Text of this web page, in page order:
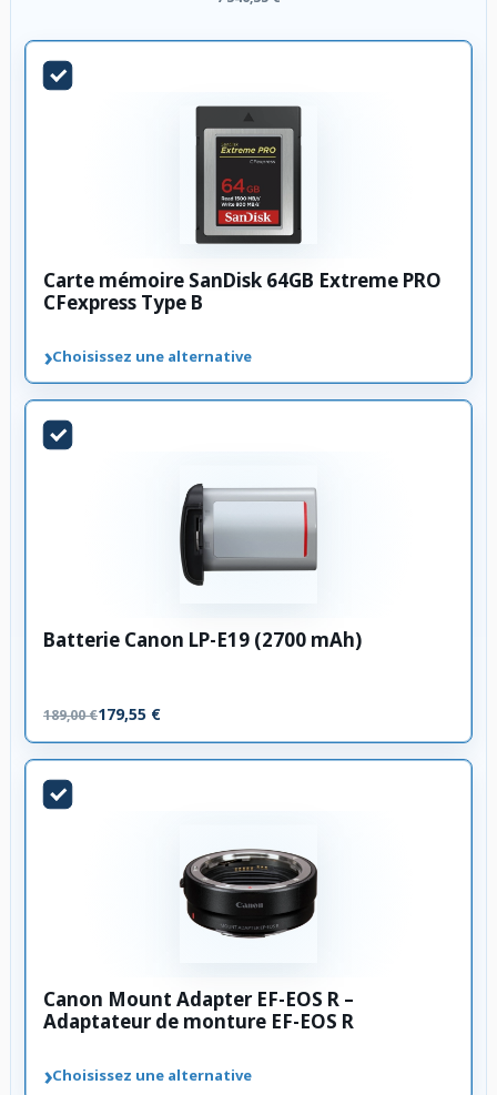
Carte mémoire SanDisk 64GB Extreme PRO
CFexpress Type B
›Choisissez une alternative
Batterie Canon LP-E19 (2700 mAh)
189,00 €179,55 €
Canon Mount Adapter EF-EOS R –
Adaptateur de monture EF-EOS R
›Choisissez une alternative